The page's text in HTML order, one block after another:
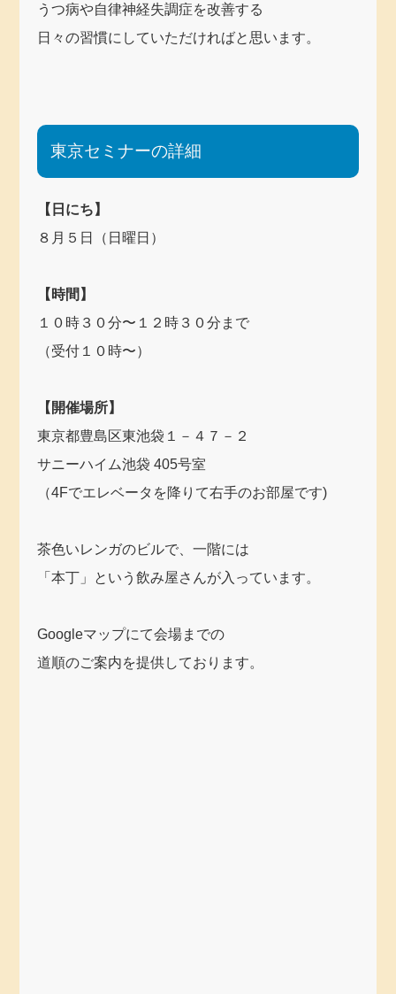
うつ病や自律神経失調症を改善する
日々の習慣にしていただければと思います。
東京セミナーの詳細
【日にち】
８月５日（日曜日）
【時間】
１０時３０分〜１２時３０分まで
（受付１０時〜）
【開催場所】
東京都豊島区東池袋１－４７－２
サニーハイム池袋 405号室
（4Fでエレベータを降りて右手のお部屋です)
茶色いレンガのビルで、一階には
「本丁」という飲み屋さんが入っています。
Googleマップにて会場までの
道順のご案内を提供しております。